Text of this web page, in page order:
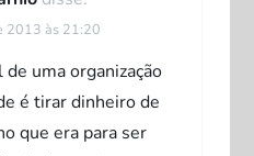
2013 às 21:20
uma organização
é tirar dinheiro de
que era para ser